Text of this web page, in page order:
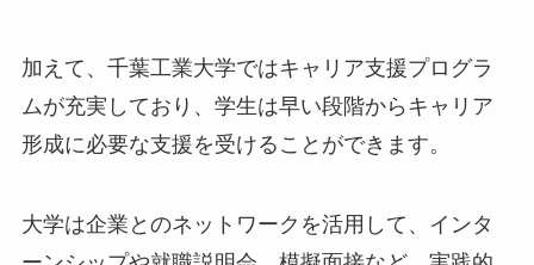
加えて、千葉工業大学ではキャリア支援プログラ
ムが充実しており、学生は早い段階からキャリア
形成に必要な支援を受けることができます。
大学は企業とのネットワークを活用して、インタ